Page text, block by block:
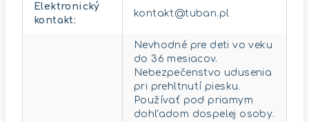
Elektronický
kontakt:
kontakt@tuban.pl
Nevhodné pre deti vo veku
do 36 mesiacov.
Nebezpečenstvo udusenia
pri prehltnutí piesku.
Používať pod priamym
dohľadom dospelej osoby.